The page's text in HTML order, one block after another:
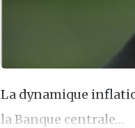
La dynamique
la Banque centrale…